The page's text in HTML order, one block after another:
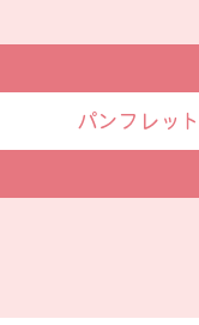
パンフレット